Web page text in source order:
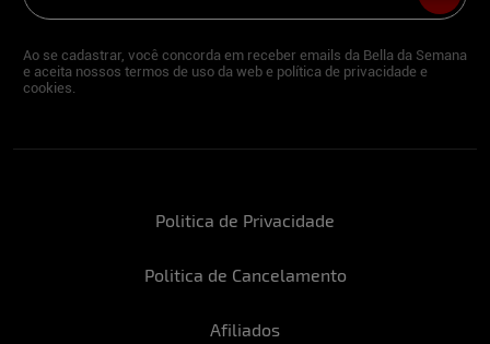
Politica de Privacidade
Politica de Cancelamento
Afiliados
Ao se cadastrar, você concorda em receber emails da Bella da Semana
e aceita nossos termos de uso da web e política de privacidade e
cookies.